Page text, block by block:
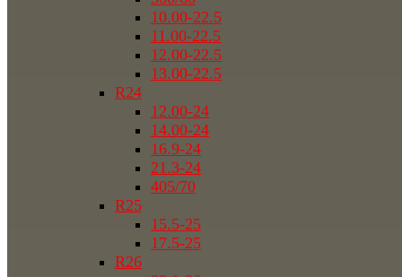
10.00-22.5
11.00-22.5
12.00-22.5
13.00-22.5
R24
12.00-24
14.00-24
16.9-24
21.3-24
405/70
R25
15.5-25
17.5-25
R26